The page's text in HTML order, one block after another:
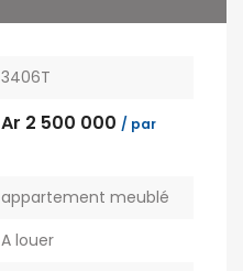
3406T
Ar 2 500 000 / par
appartement meublé
A louer